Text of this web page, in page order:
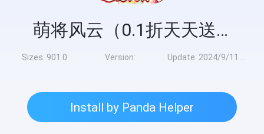
萌将风云（0.1折天天送现金券）
Sizes: 901.0 Version: Update: 2024/9/11 8:00:00
Install by Panda Helper